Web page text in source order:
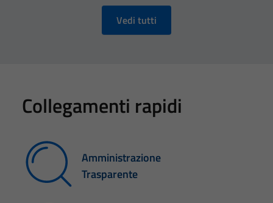
Vedi tutti
Collegamenti rapidi
Amministrazione
Trasparente